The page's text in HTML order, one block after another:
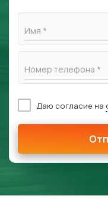
Имя *
Номер телефона *
Даю согласие на